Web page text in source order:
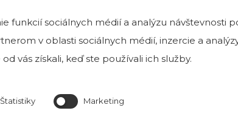
v našej exteriérovej vzorkovni v Bratislave na
funkcií sociálnych médií a analýzu návštevnosti
v oblasti sociálnych médií, inzercie a
vás získali, keď ste používali ich služby.
Štatistiky Marketing